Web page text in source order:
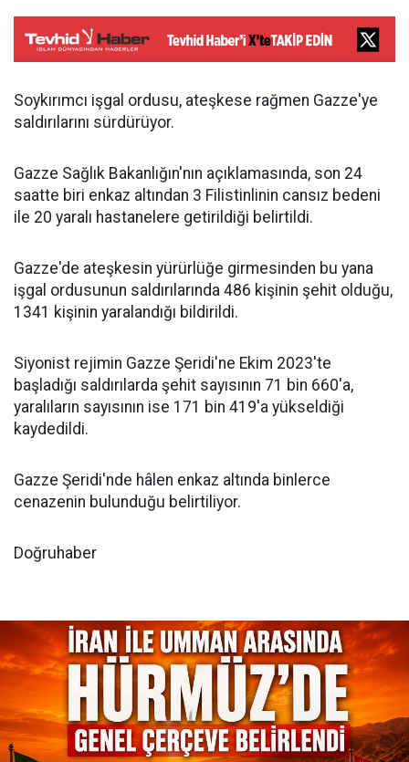
Soykırımcı işgal ordusu, ateşkese rağmen Gazze'ye
saldırılarını sürdürüyor.
Gazze Sağlık Bakanlığın'nın açıklamasında, son 24
saatte biri enkaz altından 3 Filistinlinin cansız bedeni
ile 20 yaralı hastanelere getirildiği belirtildi.
Gazze'de ateşkesin yürürlüğe girmesinden bu yana
işgal ordusunun saldırılarında 486 kişinin şehit olduğu,
1341 kişinin yaralandığı bildirildi.
Siyonist rejimin Gazze Şeridi'ne Ekim 2023'te
başladığı saldırılarda şehit sayısının 71 bin 660'a,
yaralıların sayısının ise 171 bin 419'a yükseldiği
kaydedildi.
Gazze Şeridi'nde hâlen enkaz altında binlerce
cenazenin bulunduğu belirtiliyor.
Doğruhaber